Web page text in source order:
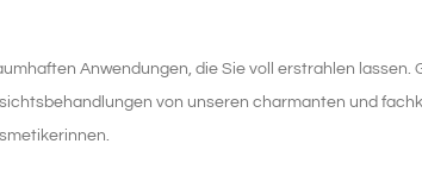
Anwendungen, die Sie voll erstrahlen lassen.
von unseren charmanten und